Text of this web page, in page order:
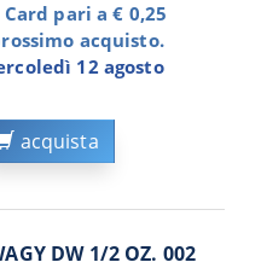
pari a € 0,25
acquisto.
12 agosto
acquista
DW 1/2 OZ. 002